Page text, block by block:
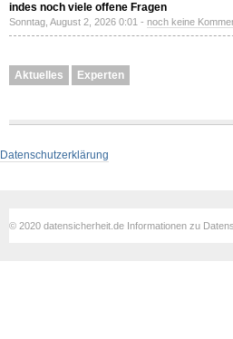
indes noch viele offene Fragen
Sonntag, August 2, 2026 0:01 - noch keine
Aktuelles Experten
Datenschutzerklärung
© 2020 datensicherheit.de Informationen zu